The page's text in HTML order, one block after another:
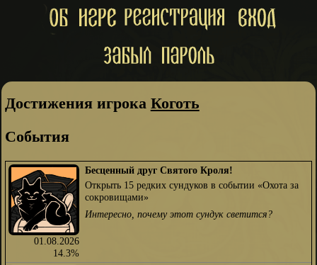
Достижения игрока Коготь
События
01.08.2026
14.3%
Бесценный друг Святого Кроля!
Открыть 15 редких сундуков в событии «Охота за
сокровищами»
Интересно, почему этот сундук светится?